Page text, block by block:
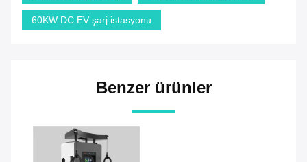
60KW DC EV şarj istasyonu
Benzer ürünler